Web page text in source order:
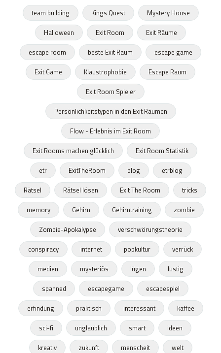
team building Kings Quest
Mystery House
Halloween
Exit Room
Exit Räume
escape room
beste Exit Raum
escape game
Exit Game
Klaustrophobie
Escape Raum
Exit Room Spieler
Persönlichkeitstypen in den Exit Räumen
Flow - Erlebnis im Exit Room
Exit Rooms machen glücklich
Exit Room Statistik
etr
ExitTheRoom blog
etrblog
Rätsel
Rätsel lösen Exit The Room
tricks
memory
Gehirn Gehirntraining
zombie
Zombie-Apokalypse
verschwörungstheorie
conspiracy
internet popkultur
verrück
medien
mysteriös lügen
lustig
spanned
escapegame
escapespiel
erfindung
praktisch interessant
kaffee
sci-fi
unglaublich smart
ideen
kreativ
zukunft menscheit
welt